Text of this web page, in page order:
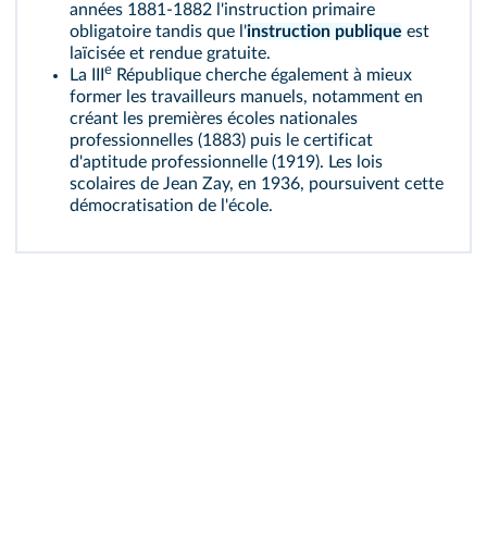
années 1881‑1882 l'instruction primaire
obligatoire tandis que l'instruction publique est
laïcisée et rendue gratuite.
La III e République cherche également à mieux
former les travailleurs manuels, notamment en
créant les premières écoles nationales
professionnelles (1883) puis le certificat
d'aptitude professionnelle (1919). Les lois
scolaires de Jean Zay, en 1936, poursuivent cette
démocratisation de l'école.